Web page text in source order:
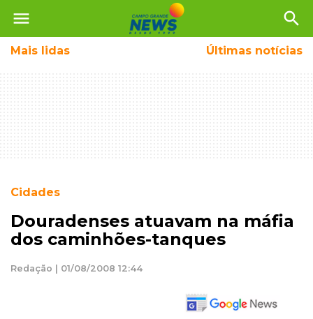
menu search
Mais lidas Últimas notícias
Cidades
Douradenses atuavam na máfia
dos caminhões-tanques
Redação | 01/08/2008 12:44